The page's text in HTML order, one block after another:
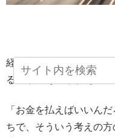
経済社会のルールや流れ
るのが「あたりまえ」と
「お金を払えばいいん
ちで、そういう考えの